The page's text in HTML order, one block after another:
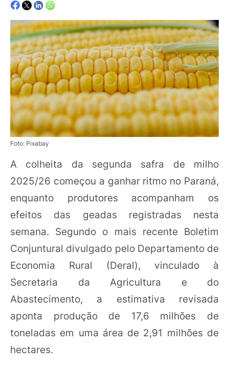
Foto: Pixabay
A colheita da segunda safra de milho
2025/26 começou a ganhar ritmo no Paraná,
enquanto produtores acompanham os
efeitos das geadas registradas nesta
semana. Segundo o mais recente Boletim
Conjuntural divulgado pelo Departamento de
Economia Rural (Deral), vinculado à
Secretaria da Agricultura e do
Abastecimento, a estimativa revisada
aponta produção de 17,6 milhões de
toneladas em uma área de 2,91 milhões de
hectares.